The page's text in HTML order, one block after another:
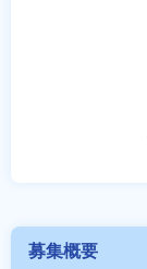
募集概要